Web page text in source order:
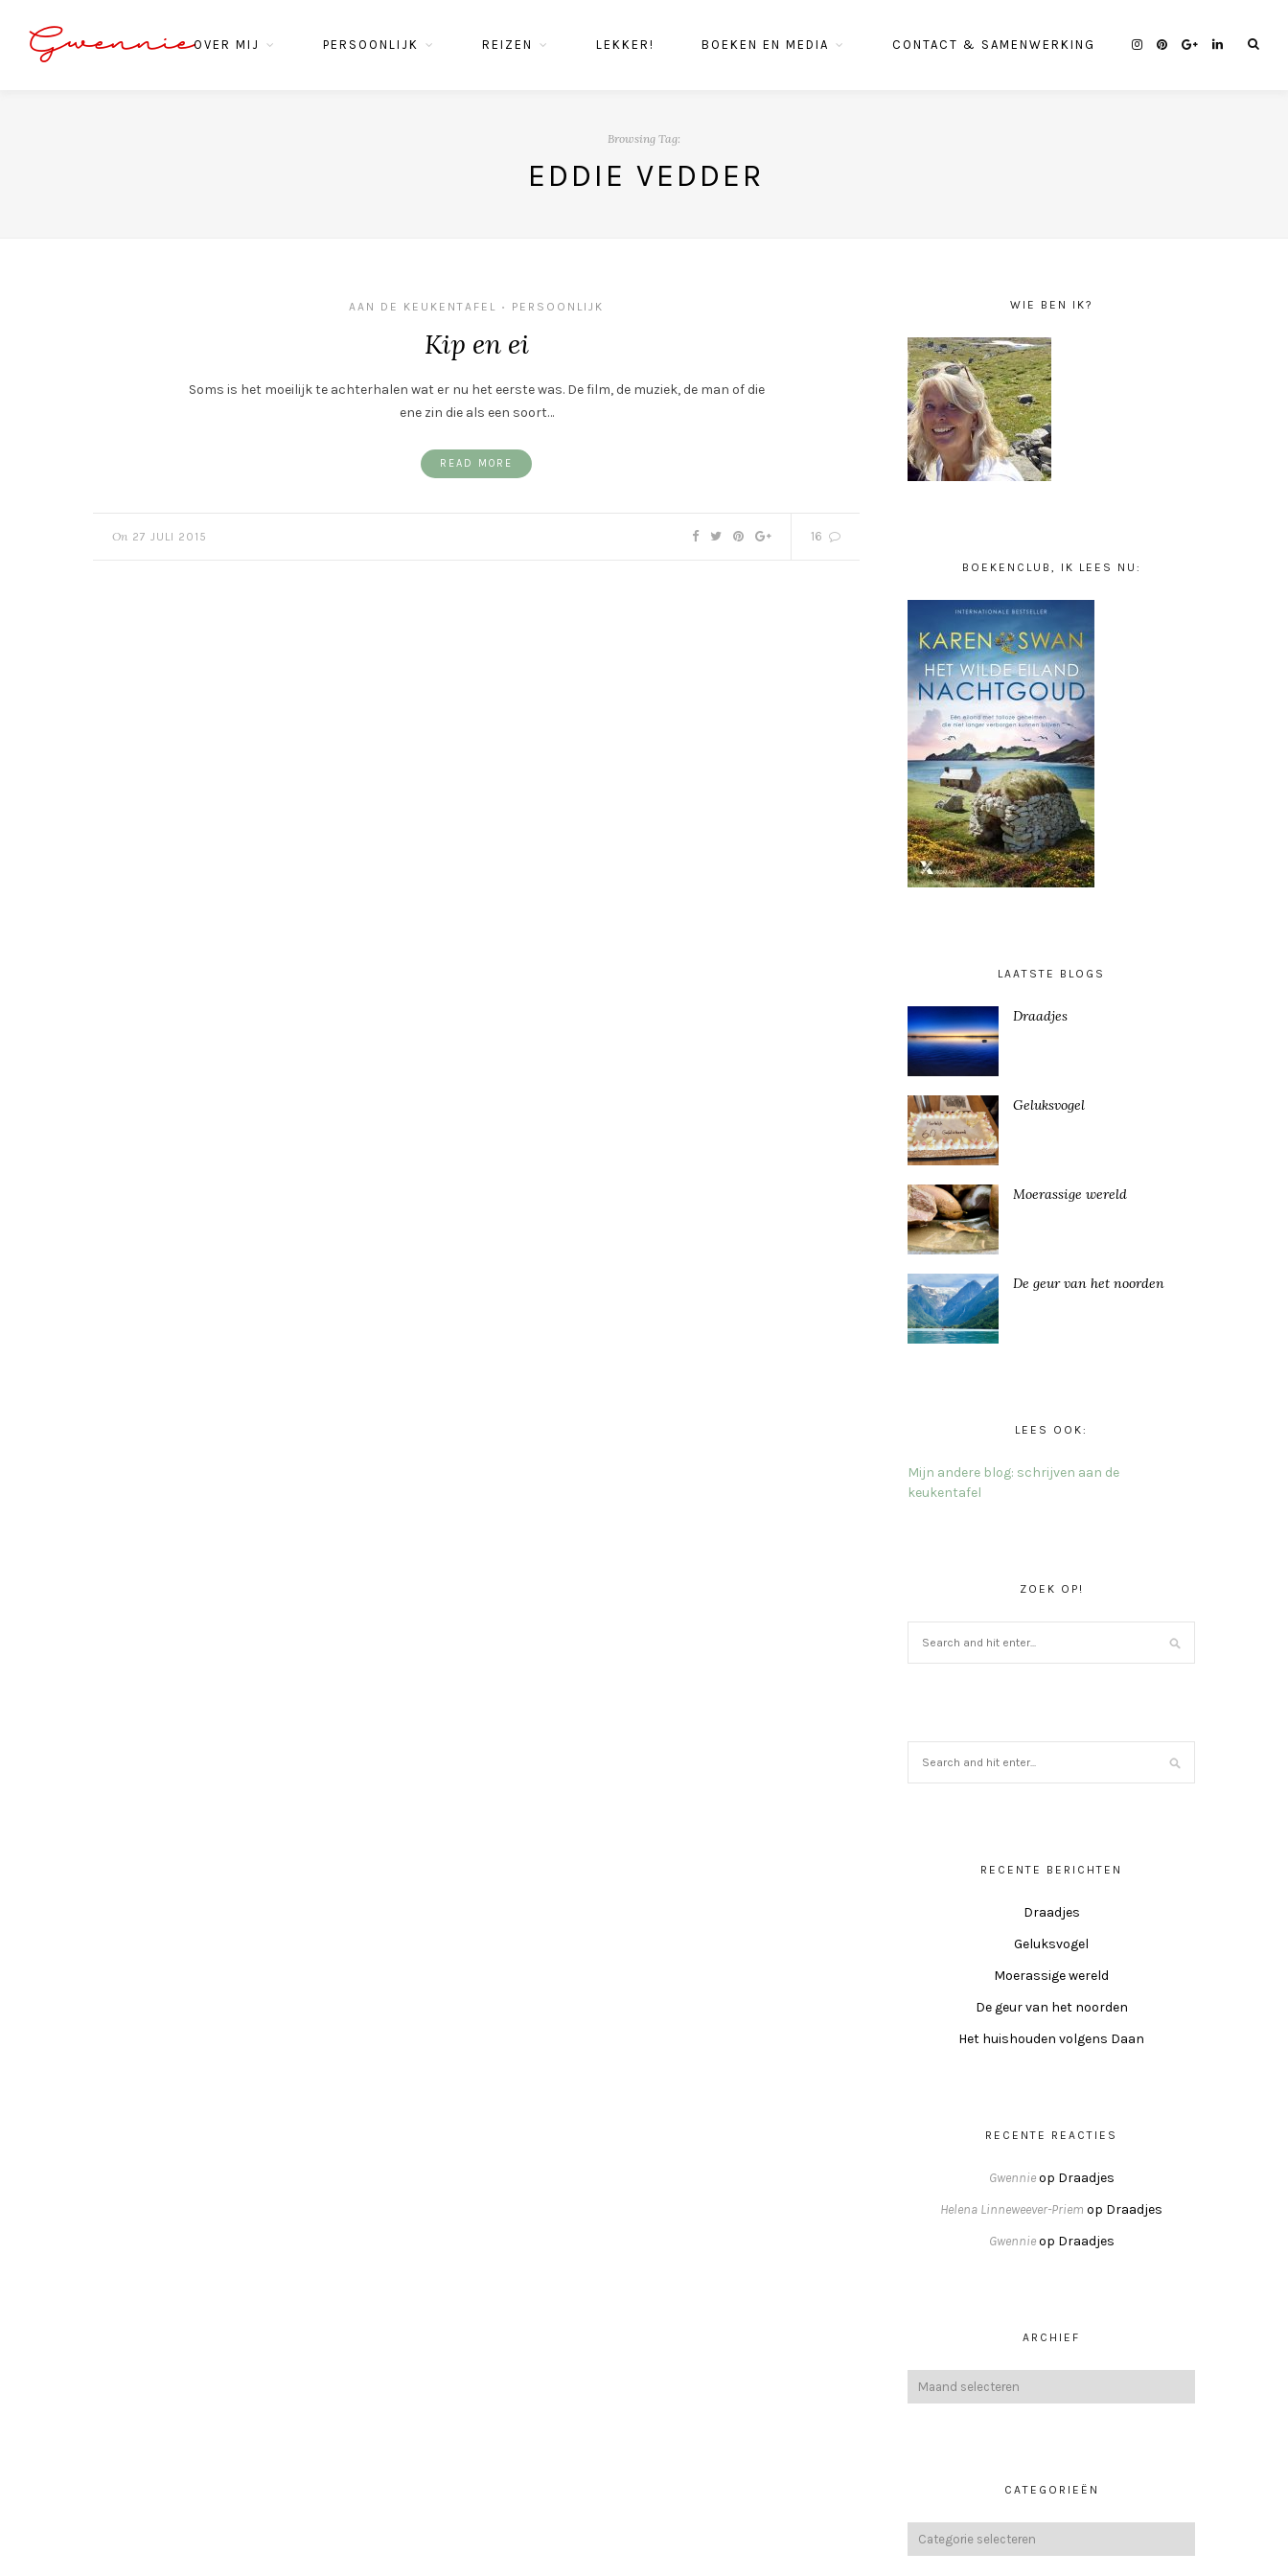
GwennieOVER MIJ PERSOONLIJK REIZEN LEKKER! BOEKEN EN MEDIA CONTACT & SAMENWERKING
Browsing Tag:
EDDIE VEDDER
AAN DE KEUKENTAFEL • PERSOONLIJK
Kip en ei
Soms is het moeilijk te achterhalen wat er nu het eerste was. De film, de muziek, de man of die
ene zin die als een soort…
READ MORE
On 27 JULI 2015 16
WIE BEN IK?
BOEKENCLUB, IK LEES NU:
LAATSTE BLOGS
Draadjes
Geluksvogel
Moerassige wereld
De geur van het noorden
LEES OOK:
Mijn andere blog: schrijven aan de
keukentafel
ZOEK OP!
RECENTE BERICHTEN
Draadjes
Geluksvogel
Moerassige wereld
De geur van het noorden
Het huishouden volgens Daan
RECENTE REACTIES
Gwennieop Draadjes
Helena Linneweever-Priem op Draadjes
Gwennieop Draadjes
ARCHIEF
CATEGORIEËN